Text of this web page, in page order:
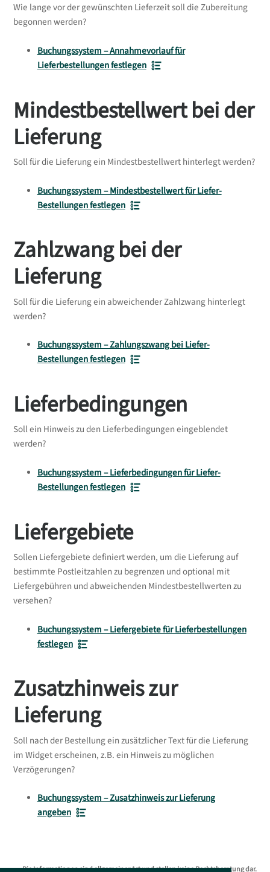
Wie lange vor der gewünschten Lieferzeit soll die Zubereitung
begonnen werden?
Buchungssystem – Annahmevorlauf für
Lieferbestellungen festlegen
Mindestbestellwert bei der
Lieferung
Soll für die Lieferung ein Mindestbestellwert hinterlegt werden?
Buchungssystem – Mindestbestellwert für Liefer-
Bestellungen festlegen
Zahlzwang bei der
Lieferung
Soll für die Lieferung ein abweichender Zahlzwang hinterlegt
werden?
Buchungssystem – Zahlungszwang bei Liefer-
Bestellungen festlegen
Lieferbedingungen
Soll ein Hinweis zu den Lieferbedingungen eingeblendet
werden?
Buchungssystem – Lieferbedingungen für Liefer-
Bestellungen festlegen
Liefergebiete
Sollen Liefergebiete definiert werden, um die Lieferung auf
bestimmte Postleitzahlen zu begrenzen und optional mit
Liefergebühren und abweichenden Mindestbestellwerten zu
versehen?
Buchungssystem – Liefergebiete für Lieferbestellungen
festlegen
Zusatzhinweis zur
Lieferung
Soll nach der Bestellung ein zusätzlicher Text für die Lieferung
im Widget erscheinen, z.B. ein Hinweis zu möglichen
Verzögerungen?
Buchungssystem – Zusatzhinweis zur Lieferung
angeben
Die Informationen sind allgemeiner Art und stellen keine Rechtsberatung dar.